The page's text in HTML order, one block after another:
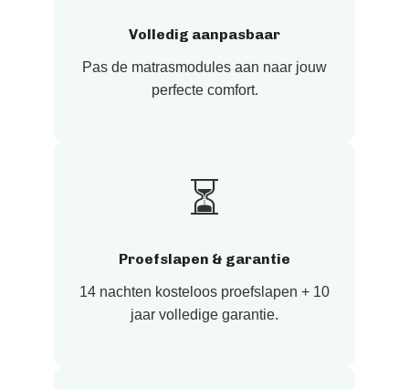
Volledig aanpasbaar
Pas de matrasmodules aan naar jouw
perfecte comfort.
⏳
Proefslapen & garantie
14 nachten kosteloos proefslapen + 10
jaar volledige garantie.